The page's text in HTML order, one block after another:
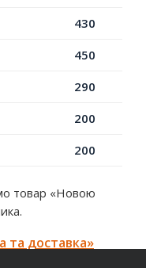
430
450
290
200
200
товар «Новою
та доставка»